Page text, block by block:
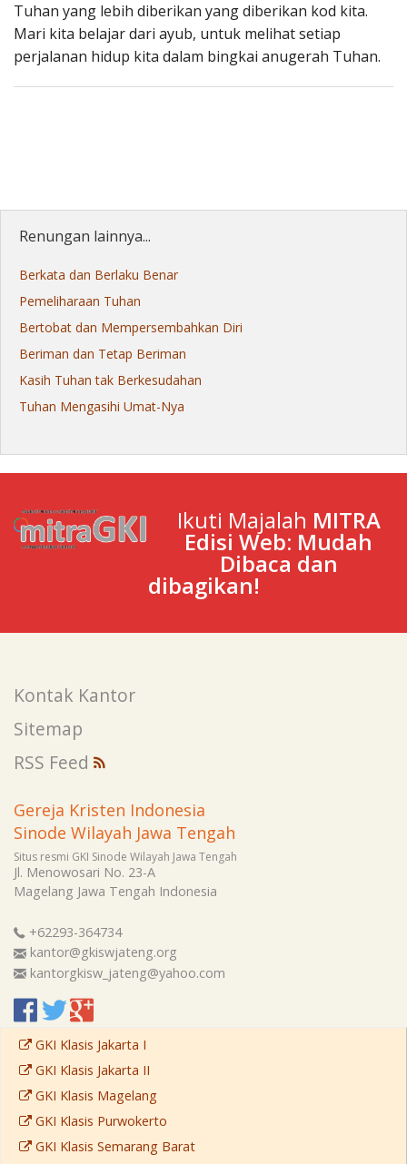
Tuhan yang lebih diberikan yang diberikan kod kita.
Mari kita belajar dari ayub, untuk melihat setiap
perjalanan hidup kita dalam bingkai anugerah Tuhan.
Renungan lainnya...
Berkata dan Berlaku Benar
Pemeliharaan Tuhan
Bertobat dan Mempersembahkan Diri
Beriman dan Tetap Beriman
Kasih Tuhan tak Berkesudahan
Tuhan Mengasihi Umat-Nya
Ikuti Majalah MITRA
Edisi Web: Mudah
Dibaca dan
dibagikan!
Kontak Kantor
Sitemap
RSS Feed
Gereja Kristen Indonesia
Sinode Wilayah Jawa Tengah
Situs resmi GKI Sinode Wilayah Jawa Tengah
Jl. Menowosari No. 23-A
Magelang Jawa Tengah Indonesia
+62293-364734
kantor@gkiswjateng.org
kantorgkisw_jateng@yahoo.com
GKI Klasis Jakarta I
GKI Klasis Jakarta II
GKI Klasis Magelang
GKI Klasis Purwokerto
GKI Klasis Semarang Barat